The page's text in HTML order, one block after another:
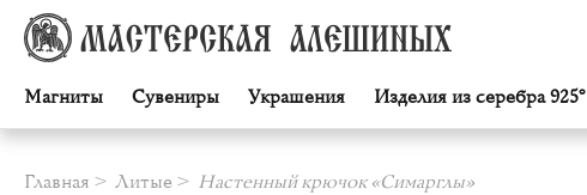
Магниты Сувениры Украшения Изделия из серебра 925°
Главная Литые Настенный крючок «Симарглы»